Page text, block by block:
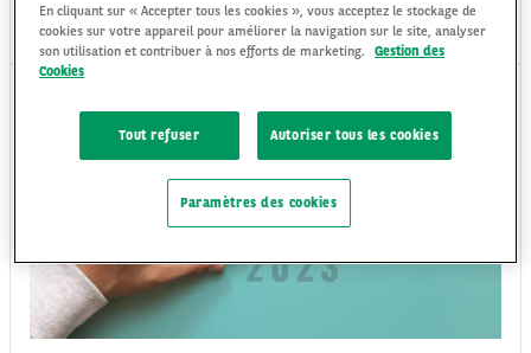
Jeu 29/02/24
En cliquant sur « Accepter tous les cookies », vous acceptez le stockage de
cookies sur votre appareil pour améliorer la navigation sur le site, analyser
son utilisation et contribuer à nos efforts de marketing.
Gestion des
Cookies
Tout refuser Autoriser tous les cookies
Paramètres des cookies